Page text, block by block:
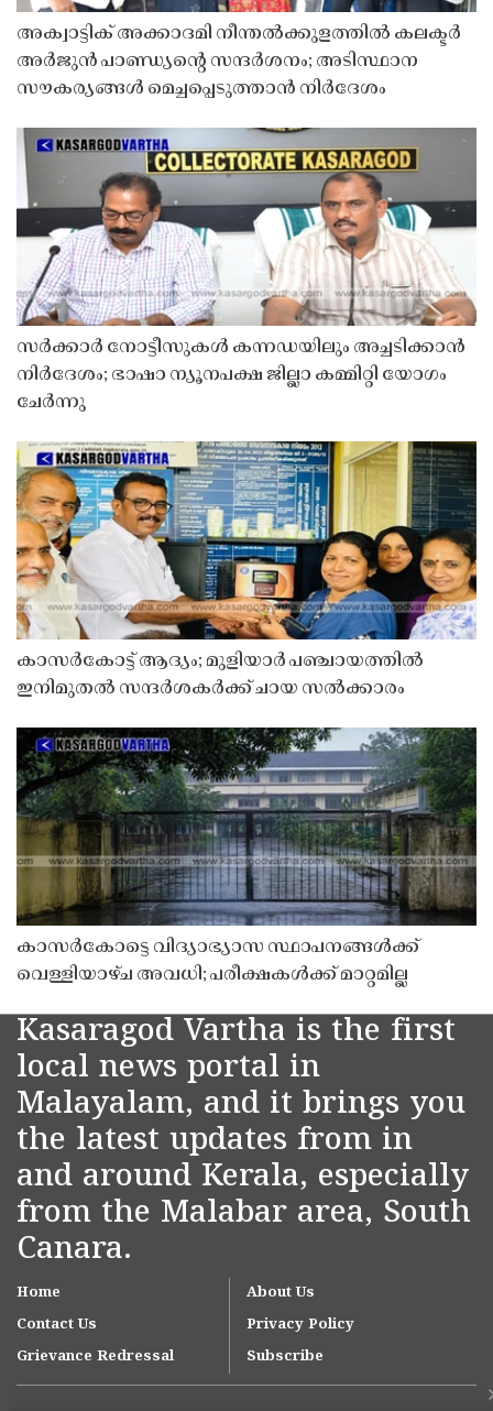
അക്വാട്ടിക് അക്കാദമി നീന്തൽക്കുളത്തിൽ കലക്ടർ
അർജുൻ പാണ്ഡ്യൻ്റെ സന്ദർശനം; അടിസ്ഥാന
സൗകര്യങ്ങൾ മെച്ചപ്പെടുത്താൻ നിർദേശം
സർക്കാർ നോട്ടീസുകൾ കന്നഡയിലും അച്ചടിക്കാൻ
നിർദേശം; ഭാഷാ ന്യൂനപക്ഷ ജില്ലാ കമ്മിറ്റി യോഗം
ചേർന്നു
കാസർകോട്ട് ആദ്യം; മുളിയാർ പഞ്ചായത്തിൽ
ഇനിമുതൽ സന്ദർശകർക്ക് ചായ സൽക്കാരം
കാസർകോട്ടെ വിദ്യാഭ്യാസ സ്ഥാപനങ്ങൾക്ക്
വെള്ളിയാഴ്ച അവധി; പരീക്ഷകൾക്ക് മാറ്റമില്ല
Kasaragod Vartha is the first
local news portal in
Malayalam, and it brings you
the latest updates from in
and around Kerala, especially
from the Malabar area, South
Canara.
Home
About Us
Contact Us
Privacy Policy
Grievance Redressal
Subscribe